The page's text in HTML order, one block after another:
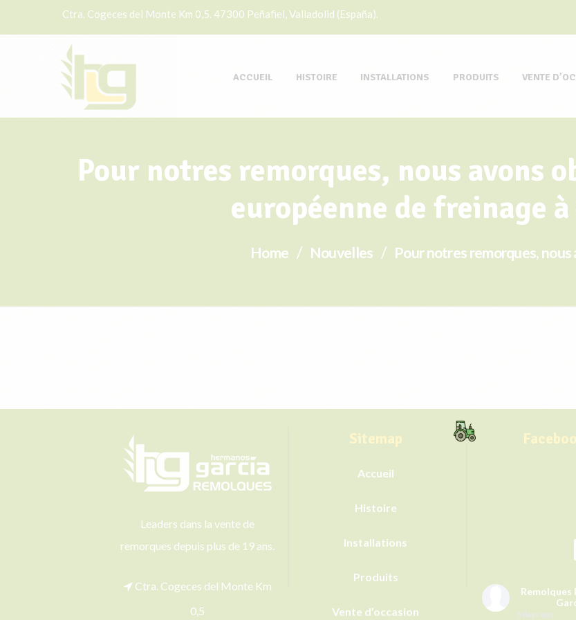
Ctra. Cogeces del Monte Km 0,5. 47300 Peñafiel, Valladolid (España).
ACCUEIL HISTOIRE INSTALLATIONS PRODUITS VENTE
Pour notres remorques, nous avons
européenne de freinage
Home Nouvelles Pour notres remorques, nous
Leaders dans la vente de
remorques depuis plus de 19 ans.
Ctra. Cogeces del Monte Km
0,5
Sitemap
Accueil
Histoire
Installations
Produits
Vente d’occasion
Remolques
5 days ago